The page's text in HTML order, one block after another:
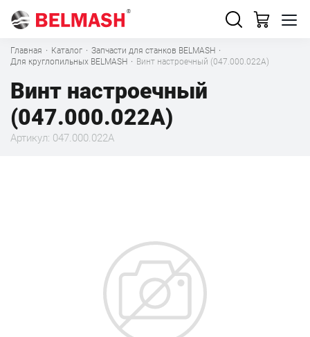
Главная · Каталог · Запчасти для станков BELMASH ·
Для круглопильных BELMASH · Винт настроечный (047.000.022А)
Винт настроечный
(047.000.022А)
Артикул: 047.000.022А